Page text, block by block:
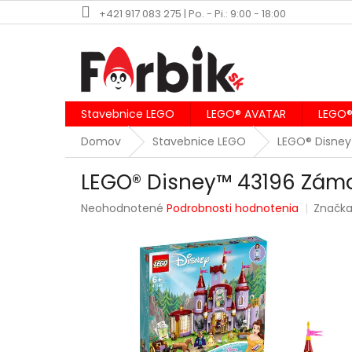
na
+421 917 083 275 | Po. - Pi.: 9:00 - 18:00
Stavebnice LEGO LEGO® AVATAR
Domov
Stavebnice LEGO LEGO®
LEGO® Disney™ 43196
Priemerné
Neohodnotené Podrobnosti hodnotenia